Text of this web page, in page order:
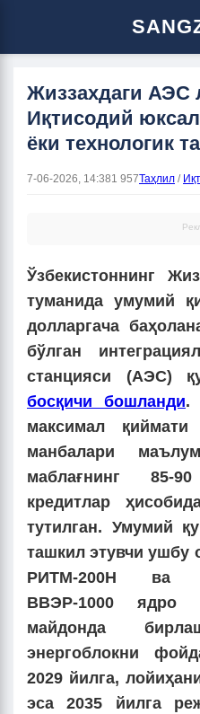
Жиззахдаги АЭС
Иқтисодий
ёки технологик
7-06-2026, 14:381 957Таҳлил /
Ўзбекистоннинг
туманида умумий
долларгача
бўлган
станцияси (АЭС)
босқичи бошланди.
максимал
манбалари
маблағнинг 85-
кредитлар
тутилган. Умумий
ташкил этувчи ушбу
РИТМ-200Н ва
ВВЭР-1000 ядро
майдонда
энергоблокни
2029 йилга,
эса 2035 йилга